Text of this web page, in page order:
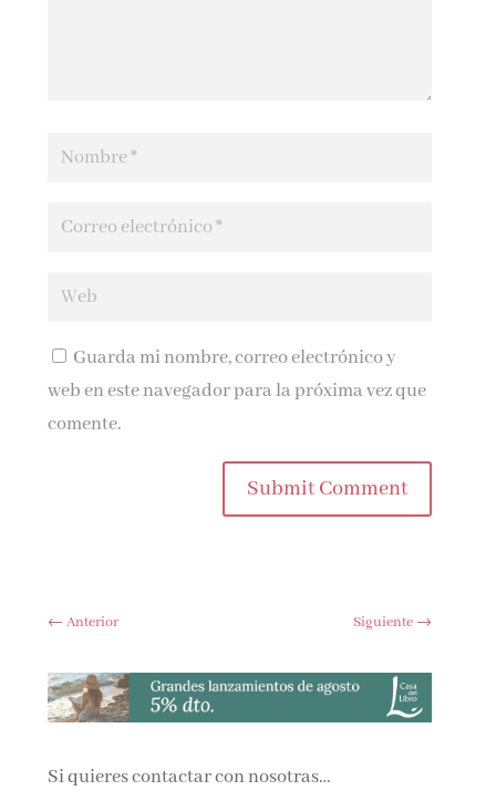
Guarda mi nombre, correo electrónico y
web en este navegador para la próxima vez que
comente.
Submit Comment
←Anterior Siguiente→
Si quieres contactar con nosotras…